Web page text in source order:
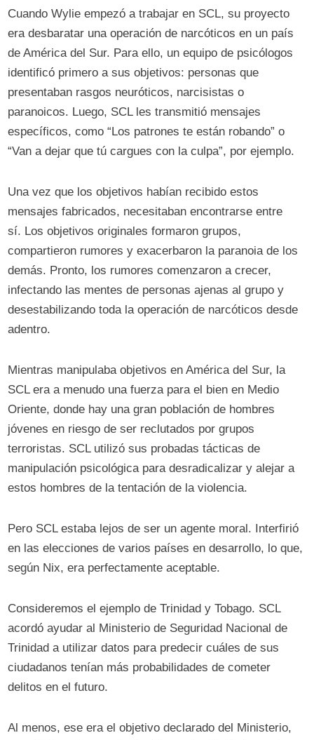
Cuando Wylie empezó a trabajar en SCL, su proyecto
era desbaratar una operación de narcóticos en un país
de América del Sur. Para ello, un equipo de psicólogos
identificó primero a sus objetivos: personas que
presentaban rasgos neuróticos, narcisistas o
paranoicos. Luego, SCL les transmitió mensajes
específicos, como “Los patrones te están robando” o
“Van a dejar que tú cargues con la culpa”, por ejemplo.
Una vez que los objetivos habían recibido estos
mensajes fabricados, necesitaban encontrarse entre
sí. Los objetivos originales formaron grupos,
compartieron rumores y exacerbaron la paranoia de los
demás. Pronto, los rumores comenzaron a crecer,
infectando las mentes de personas ajenas al grupo y
desestabilizando toda la operación de narcóticos desde
adentro.
Mientras manipulaba objetivos en América del Sur, la
SCL era a menudo una fuerza para el bien en Medio
Oriente, donde hay una gran población de hombres
jóvenes en riesgo de ser reclutados por grupos
terroristas. SCL utilizó sus probadas tácticas de
manipulación psicológica para desradicalizar y alejar a
estos hombres de la tentación de la violencia.
Pero SCL estaba lejos de ser un agente moral. Interfirió
en las elecciones de varios países en desarrollo, lo que,
según Nix, era perfectamente aceptable.
Consideremos el ejemplo de Trinidad y Tobago. SCL
acordó ayudar al Ministerio de Seguridad Nacional de
Trinidad a utilizar datos para predecir cuáles de sus
ciudadanos tenían más probabilidades de cometer
delitos en el futuro.
Al menos, ese era el objetivo declarado del Ministerio,